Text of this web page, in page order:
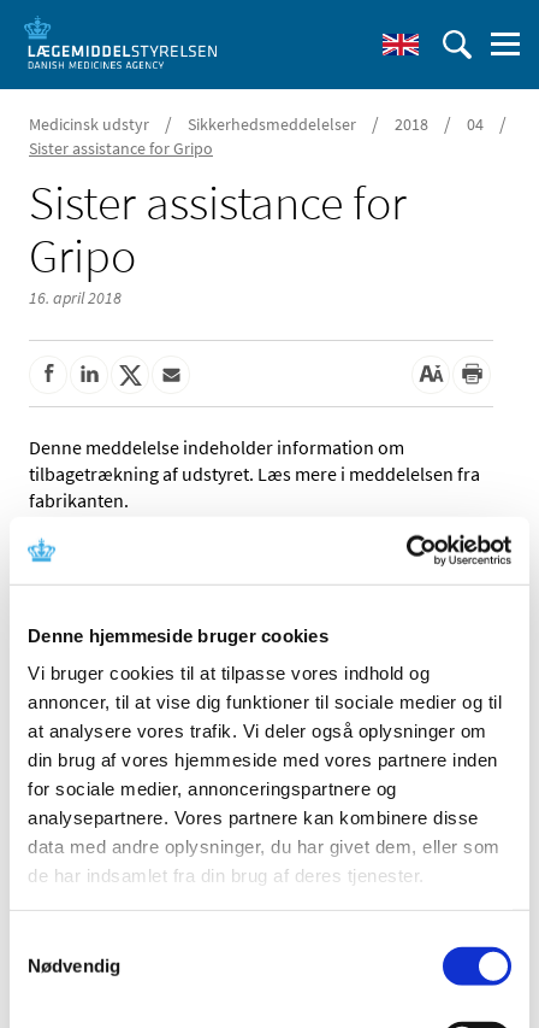
Denne hjemmeside bruger cookies
Vi bruger cookies til at tilpasse vores indhold og
annoncer, til at vise dig funktioner til sociale medier og til
at analysere vores trafik. Vi deler også oplysninger om
din brug af vores hjemmeside med vores partnere inden
for sociale medier, annonceringspartnere og
analysepartnere. Vores partnere kan kombinere disse
data med andre oplysninger, du har givet dem, eller som
de har indsamlet fra din brug af deres tjenester.
Nødvendig
Medicinsk udstyr / Sikkerhedsmeddelelser / 2018 / 04 /
Sister assistance for Gripo
Sister assistance for
Gripo
16. april 2018
Denne meddelelse indeholder information om
tilbagetrækning af udstyret. Læs mere i meddelelsen fra
fabrikanten.
Referencer
Fabrikant: Hepro AS
Fabrikantens referencenummer: 200218
Lægemiddelstyrelsens sagsnummer:
2018042290
Emner
Medicinsk udstyr
Sikkerhedsmeddelelse om Sister assistance for Gripo
(pdf -